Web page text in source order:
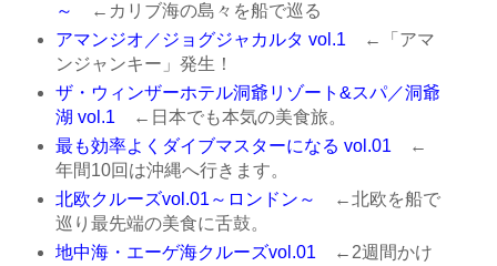
～
←カリブ海の島々を船で巡る
アマンジオ／ジョグジャカルタ vol.1 ←「アマ
ンジャンキー」発生！
ザ・ウィンザーホテル洞爺リゾート&スパ／洞爺
湖 vol.1 ←日本でも本気の美食旅。
最も効率よくダイブマスターになる vol.01 ←
年間10回は沖縄へ行きます。
北欧クルーズvol.01～ロンドン～
←北欧を船で
巡り最先端の美食に舌鼓。
地中海・エーゲ海クルーズvol.01 ←2週間かけ